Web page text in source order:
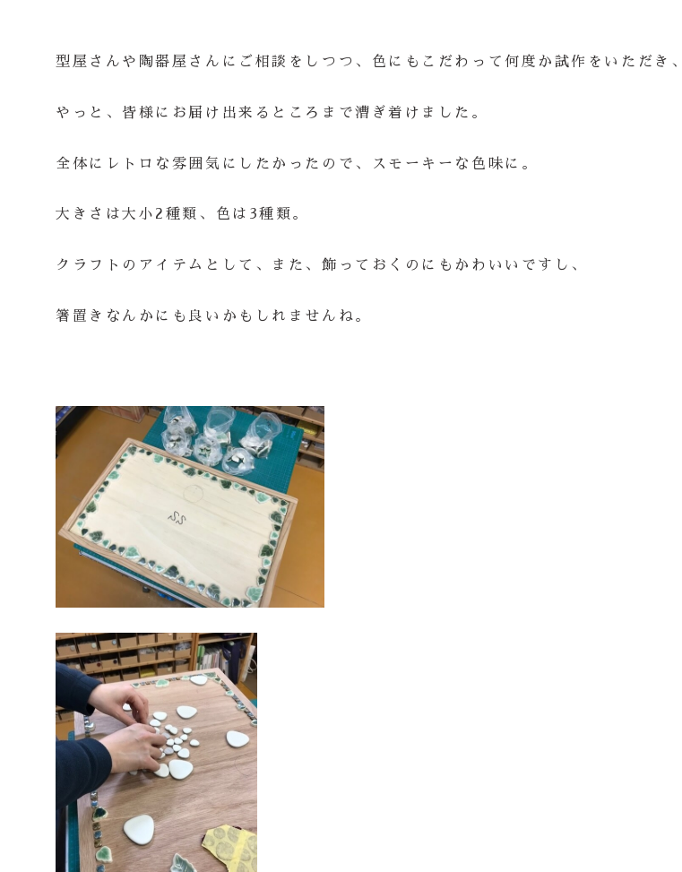
型屋さんや陶器屋さんにご相談をしつつ、色にもこだわって何度か試作をいただき、
やっと、皆様にお届け出来るところまで漕ぎ着けました。
全体にレトロな雰囲気にしたかったので、スモーキーな色味に。
大きさは大小2種類、色は3種類。
クラフトのアイテムとして、また、飾っておくのにもかわいいですし、
箸置きなんかにも良いかもしれませんね。